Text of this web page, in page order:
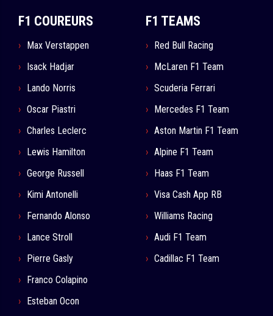
F1 COUREURS
Max Verstappen
Isack Hadjar
Lando Norris
Oscar Piastri
Charles Leclerc
Lewis Hamilton
George Russell
Kimi Antonelli
Fernando Alonso
Lance Stroll
Pierre Gasly
Franco Colapino
Esteban Ocon
F1 TEAMS
Red Bull Racing
McLaren F1 Team
Scuderia Ferrari
Mercedes F1 Team
Aston Martin F1 Team
Alpine F1 Team
Haas F1 Team
Visa Cash App RB
Williams Racing
Audi F1 Team
Cadillac F1 Team